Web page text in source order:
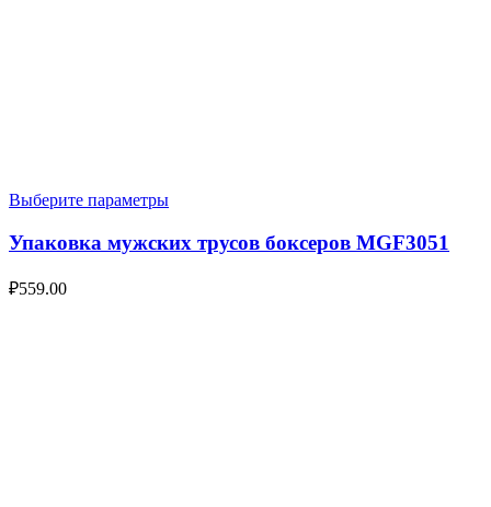
Выберите параметры
Упаковка мужских трусов боксеров MGF3051
₽559.00